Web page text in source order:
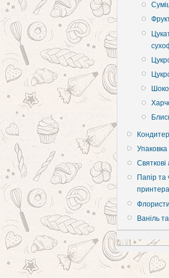
Папір та
принтера
Ваніль